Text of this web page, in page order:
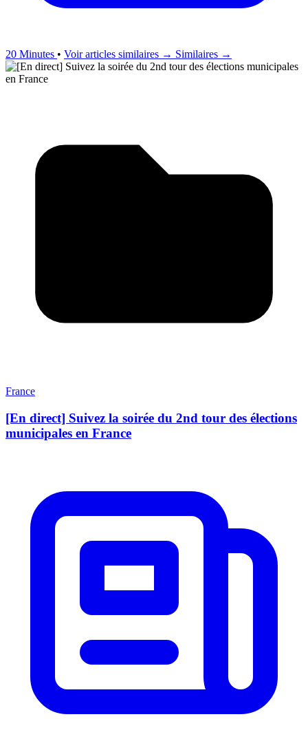
20 Minutes • Voir articles similaires → Similaires →
France
[En direct] Suivez la soirée du 2nd tour des élections
municipales en France